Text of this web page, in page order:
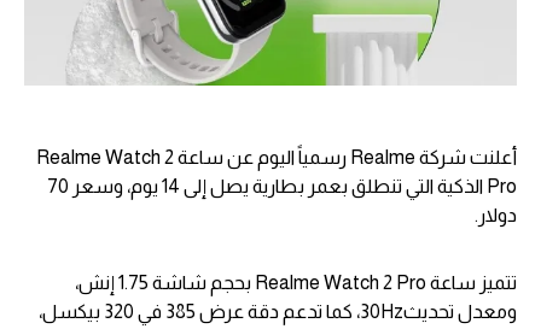
أعلنت شركة Realme رسمياً اليوم عن ساعة Realme Watch 2
Pro الذكية التي تنطلق بعمر بطارية يصل إلى 14 يوم، وسعر 70
دولار.
تتميز ساعة Realme Watch 2 Pro بحجم شاشة 1.75 إنش،
ومعدل تحديث30Hz، كما تدعم دقة عرض 385 في 320 بيكسل،